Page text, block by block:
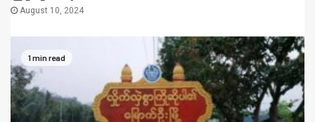
August 10, 2024
1 min read